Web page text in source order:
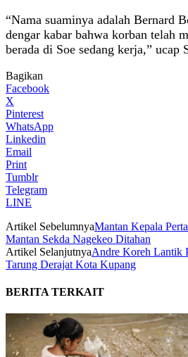
“Nama suaminya adalah Bernard
dengar kabar bahwa korban telah
berada di Soe sedang kerja,” ucap
Bagikan
Facebook
X
Pinterest
WhatsApp
Linkedin
Email
Print
Tumblr
Telegram
LINE
Artikel SebelumnyaMantan Kepala
Mantan Sekda Nagekeo Ditahan
Artikel SelanjutnyaAndre Koreh Lantik
Tarung Derajat Kota Kupang
BERITA TERKAIT